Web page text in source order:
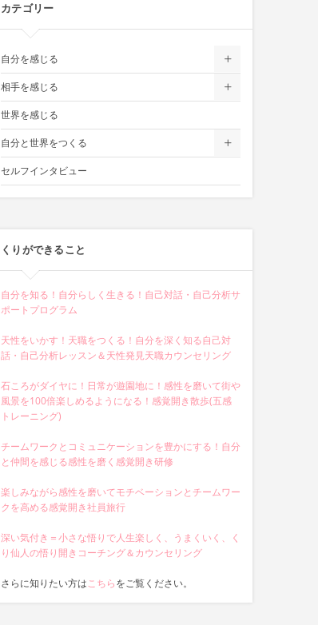
カテゴリー
自分を感じる
相手を感じる
世界を感じる
自分と世界をつくる
セルフインタビュー
くりができること
自分を知る！自分らしく生きる！自己対話・自己分析サ
ポートプログラム
天性をいかす！天職をつくる！自分を深く知る自己対
話・自己分析レッスン＆天性発見天職カウンセリング
石ころがダイヤに！日常が遊園地に！感性を磨いて街や
風景を100倍楽しめるようになる！感覚開き散歩(五感
トレーニング)
チームワークとコミュニケーションを豊かにする！自分
と仲間を感じる感性を磨く感覚開き研修
楽しみながら感性を磨いてモチベーションとチームワー
クを高める感覚開き社員旅行
深い気付き＝小さな悟りで人生楽しく、うまくいく、く
り仙人の悟り開きコーチング＆カウンセリング
さらに知りたい方はこちらをご覧ください。